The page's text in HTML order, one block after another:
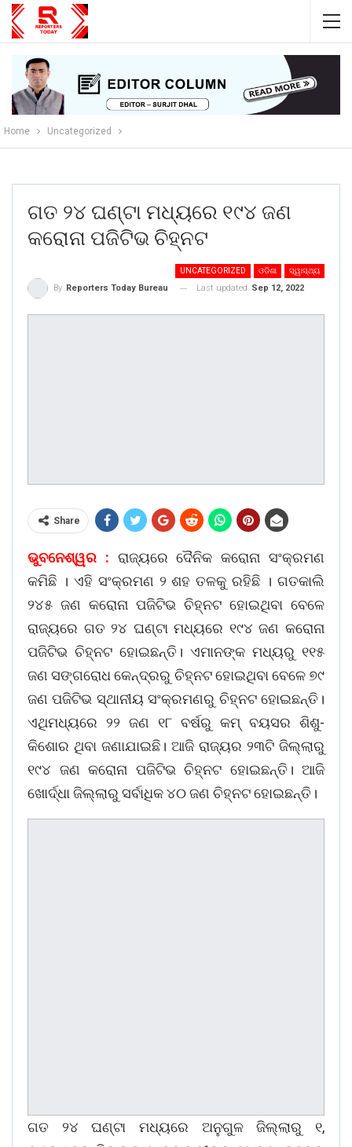
Home Uncategorized
ଗତ ୨୪ ଘଣ୍ଟା ମଧ୍ୟରେ ୧୯୪ ଜଣ
କରୋନା ପଜିଟିଭ ଚିହ୍ନଟ
UNCATEGORIZED ଓଡିଶା ସ୍ୱାସ୍ଥ୍ୟ
By Reporters Today Bureau Last updated Sep 12, 2022
Share
ଭୁବନେଶ୍ୱର : ରାଜ୍ୟରେ ଦୈନିକ କରୋନା ସଂକ୍ରମଣ
କମିଛି । ଏହି ସଂକ୍ରମଣ ୨ ଶହ ତଳକୁ ରହିଛି । ଗତକାଲି
୨୪୫ ଜଣ କରୋନା ପଜିଟିଭ ଚିହ୍ନଟ ହୋଇଥିବା ବେଳେ
ରାଜ୍ୟରେ ଗତ ୨୪ ଘଣ୍ଟା ମଧ୍ୟରେ ୧୯୪ ଜଣ କରୋନା
ପଜିଟିଭ ଚିହ୍ନଟ ହୋଇଛନ୍ତି। ଏମାନଙ୍କ ମଧ୍ୟରୁ ୧୧୫
ଜଣ ସଙ୍ଗରୋଧ କେନ୍ଦ୍ରରୁ ଚିହ୍ନଟ ହୋଇଥିବା ବେଳେ ୭୯
ଜଣ ପଜିଟିଭ ସ୍ଥାନୀୟ ସଂକ୍ରମଣରୁ ଚିହ୍ନଟ ହୋଇଛନ୍ତି।
ଏଥିମଧ୍ୟରେ ୨୨ ଜଣ ୧୮ ବର୍ଷରୁ କମ୍ ବୟସର ଶିଶୁ-
କିଶୋର ଥିବା ଜଣାଯାଇଛି। ଆଜି ରାଜ୍ୟର ୨୩ଟି ଜିଲ୍ଲାରୁ
୧୯୪ ଜଣ କରୋନା ପଜିଟିଭ ଚିହ୍ନଟ ହୋଇଛନ୍ତି। ଆଜି
ଖୋର୍ଦ୍ଧା ଜିଲ୍ଲାରୁ ସର୍ବାଧିକ ୪୦ ଜଣ ଚିହ୍ନଟ ହୋଇଛନ୍ତି।
ଗତ ୨୪ ଘଣ୍ଟା ମଧ୍ୟରେ ଅନୁଗୁଳ ଜିଲ୍ଲାରୁ ୧,